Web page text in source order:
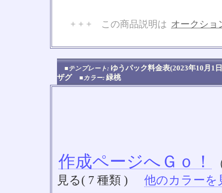
+ + + この商品説明は オークショ
■テンプレート: ゆうパック料金表(2023年10月
ザグ ■カラー: 緑桃
作成ページへＧｏ！
見る( 7 種類 )
他のカラーを